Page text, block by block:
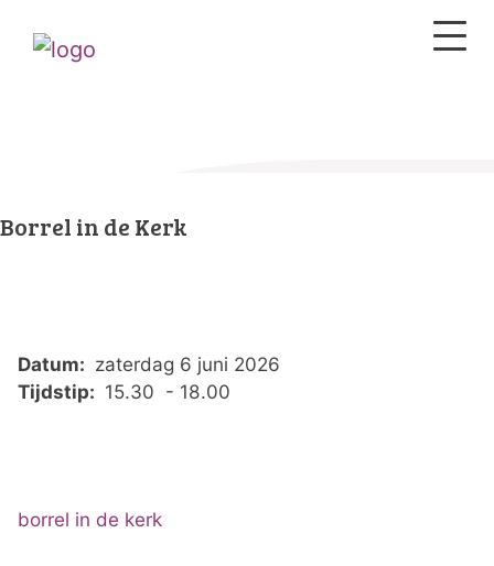
Borrel in de Kerk
Datum: zaterdag 6 juni 2026
Tijdstip: 15.30 - 18.00
borrel in de kerk